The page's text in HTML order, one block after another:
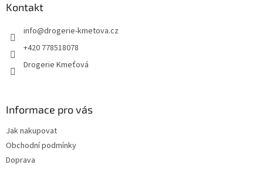
Kontakt
info@drogerie-kmetova.cz
+420 778518078
Drogerie Kmeťová
Informace pro vás
Jak nakupovat
Obchodní podmínky
Doprava